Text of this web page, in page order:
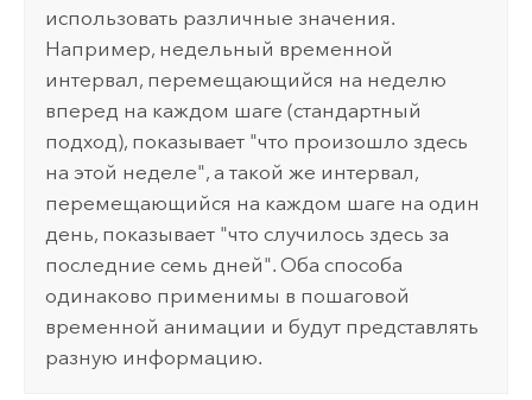
использовать различные значения.
Например, недельный временной
интервал, перемещающийся на неделю
вперед на каждом шаге (стандартный
подход), показывает "что произошло здесь
на этой неделе", а такой же интервал,
перемещающийся на каждом шаге на один
день, показывает "что случилось здесь за
последние семь дней". Оба способа
одинаково применимы в пошаговой
временной анимации и будут представлять
разную информацию.